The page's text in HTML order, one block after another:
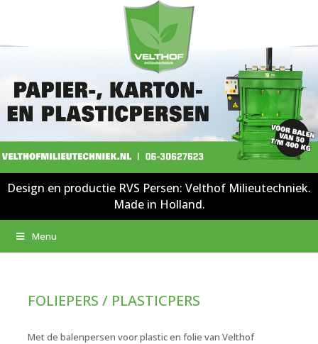
Design en productie RVS Persen: Velthof Milieutechniek.
Made in Holland.
Menu
FOLIEPERS / PLASTICPERS
Met de balenpersen voor plastic en folie van Velthof